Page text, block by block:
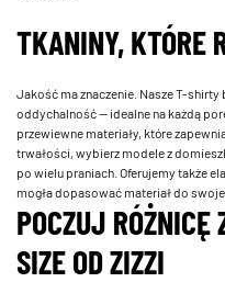
TKANINY, KTÓRE
Jakość ma znaczenie. Nasze T-
oddychalność — idealne na każdą
przewiewne materiały, które
trwałości, wybierz modele z
po wielu praniach. Oferujemy także
mogła dopasować materiał do
POCZUJ
SIZE OD ZIZZI